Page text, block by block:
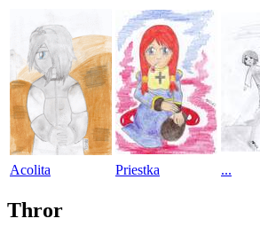
Acolita Priestka ...
Thror